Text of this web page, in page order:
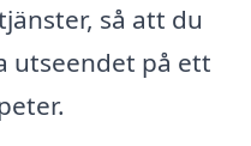
så att du
utseendet på ett